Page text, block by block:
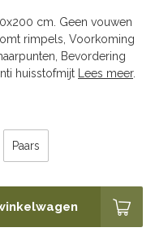
cm. Geen vouwen
rimpels, Voorkoming
Bevordering
huisstofmijt
Lees meer.
Paars